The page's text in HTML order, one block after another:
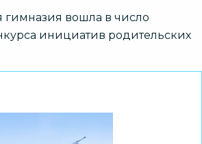
гимназия вошла в число
инициатив родительских